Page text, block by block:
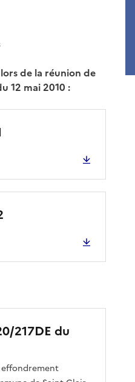
de la réunion de
12 mai 2010 :
217DE du
effondrement